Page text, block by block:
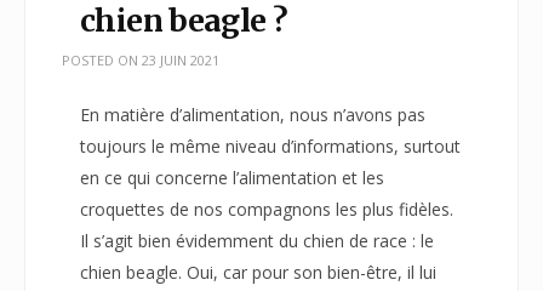
chien beagle ?
POSTED ON 23 JUIN 2021
En matière d’alimentation, nous n’avons pas
toujours le même niveau d’informations, surtout
en ce qui concerne l’alimentation et les
croquettes de nos compagnons les plus fidèles.
Il s’agit bien évidemment du chien de race : le
chien beagle. Oui, car pour son bien-être, il lui